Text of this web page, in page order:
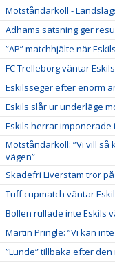
Motståndarkoll -
Adhams satsning ger
”AP” matchhjälte när
FC Trelleborg väntar
Eskilsseger efter enorm
Eskils slår ur underläge
Eskils herrar imponerade
Motståndarkoll: ”Vi vill
vägen”
Skadefri Liverstam tror
Tuff cupmatch väntar
Bollen rullade inte Eskils
Martin Pringle: ”Vi kan
”Lunde” tillbaka efter